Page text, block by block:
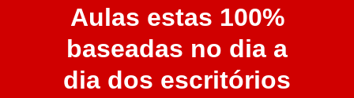
Aulas estas 100%
baseadas no dia a
dia dos escritórios